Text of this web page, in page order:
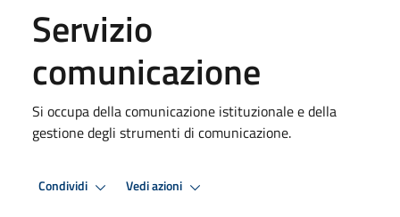
Servizio
comunicazione
Si occupa della comunicazione istituzionale e della
gestione degli strumenti di comunicazione.
Condividi Vedi azioni